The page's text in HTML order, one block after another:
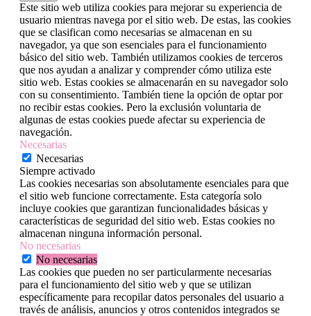
Este sitio web utiliza cookies para mejorar su experiencia de
usuario mientras navega por el sitio web. De estas, las cookies
que se clasifican como necesarias se almacenan en su
navegador, ya que son esenciales para el funcionamiento
básico del sitio web. También utilizamos cookies de terceros
que nos ayudan a analizar y comprender cómo utiliza este
sitio web. Estas cookies se almacenarán en su navegador solo
con su consentimiento. También tiene la opción de optar por
no recibir estas cookies. Pero la exclusión voluntaria de
algunas de estas cookies puede afectar su experiencia de
navegación.
Necesarias
Necesarias
Siempre activado
Las cookies necesarias son absolutamente esenciales para que
el sitio web funcione correctamente. Esta categoría solo
incluye cookies que garantizan funcionalidades básicas y
características de seguridad del sitio web. Estas cookies no
almacenan ninguna información personal.
No necesarias
No necesarias
Las cookies que pueden no ser particularmente necesarias
para el funcionamiento del sitio web y que se utilizan
específicamente para recopilar datos personales del usuario a
través de análisis, anuncios y otros contenidos integrados se